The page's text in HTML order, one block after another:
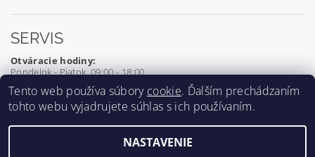
SERVIS
Otváracie hodiny:
Pondelok - Piatok 09:00 - 18:00
0905 539 927
Tento web používa súbory cookie. Ďalším prechádzaním
tohto webu vyjadrujete súhlas s ich používaním.
NASTAVENIE